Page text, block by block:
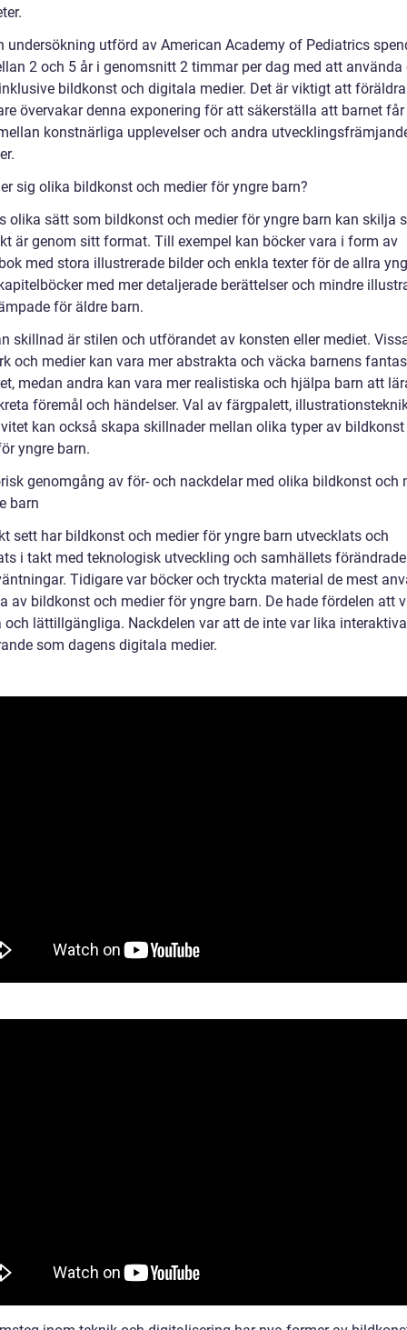
undersökning utförd av American Academy of Pediatrics
2 och 5 år i genomsnitt 2 timmar per dag med att använda
bildkonst och digitala medier. Det är viktigt att
övervakar denna exponering för att säkerställa att barnet får
konstnärliga upplevelser och andra
sig olika bildkonst och medier för yngre barn?
olika sätt som bildkonst och medier för yngre barn kan skilja
är genom sitt format. Till exempel kan böcker vara i form av
med stora illustrerade bilder och enkla texter för de allra
med mer detaljerade berättelser och mindre
för äldre barn.
skillnad är stilen och utförandet av konsten eller mediet.
och medier kan vara mer abstrakta och väcka barnens
medan andra kan vara mer realistiska och hjälpa barn att
föremål och händelser. Val av färgpalett,
kan också skapa skillnader mellan olika typer av
yngre barn.
genomgång av för- och nackdelar med olika bildkonst och
barn
sett har bildkonst och medier för yngre barn utvecklats och
i takt med teknologisk utveckling och samhällets
Tidigare var böcker och tryckta material de mest
av bildkonst och medier för yngre barn. De hade fördelen att
och lättillgängliga. Nackdelen var att de inte var lika
som dagens digitala medier.